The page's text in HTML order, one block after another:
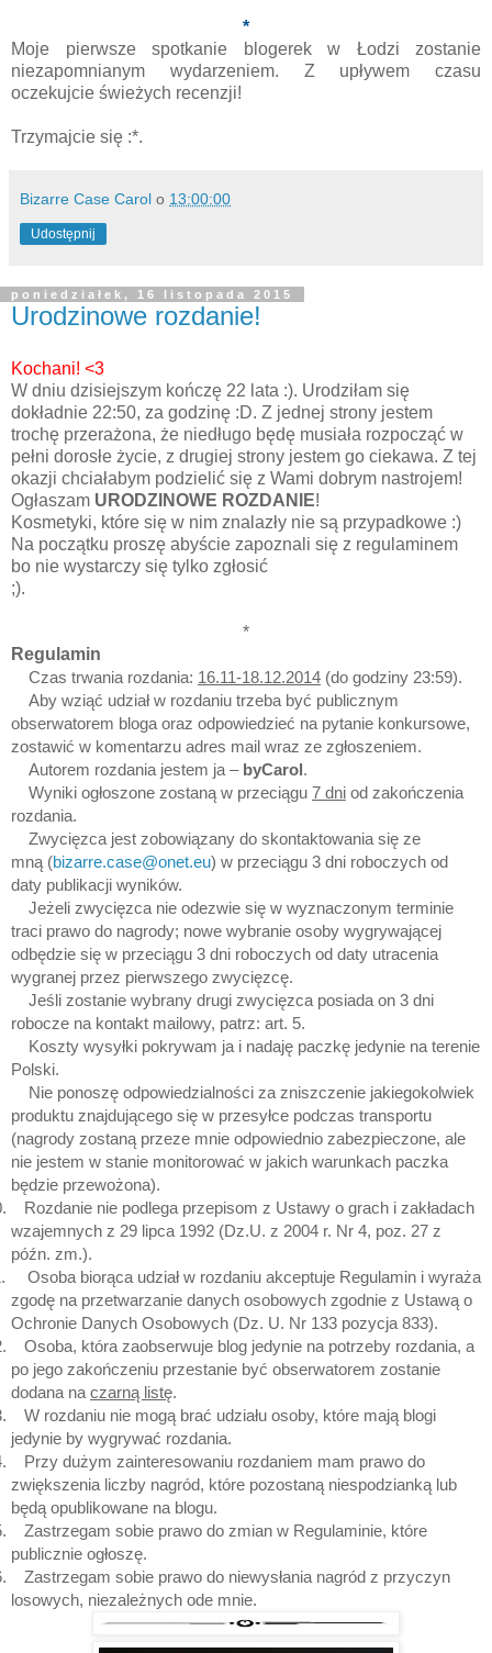
*
Moje pierwsze spotkanie blogerek w Łodzi zostanie
niezapomnianym wydarzeniem. Z upływem czasu
oczekujcie świeżych recenzji!
Trzymajcie się :*.
Bizarre Case Carol o 13:00:00
Udostępnij
poniedziałek, 16 listopada 2015
Urodzinowe rozdanie!
Kochani! <3
W dniu dzisiejszym kończę 22 lata :). Urodziłam się
dokładnie 22:50, za godzinę :D. Z jednej strony jestem
trochę przerażona, że niedługo będę musiała rozpocząć w
pełni dorosłe życie, z drugiej strony jestem go ciekawa. Z tej
okazji chciałabym podzielić się z Wami dobrym nastrojem!
Ogłaszam URODZINOWE ROZDANIE!
Kosmetyki, które się w nim znalazły nie są przypadkowe :)
Na początku proszę abyście zapoznali się z regulaminem
bo nie wystarczy się tylko zgłosić
;).
*
Regulamin
Czas trwania rozdania: 16.11-18.12.2014 (do godziny 23:59).
Aby wziąć udział w rozdaniu trzeba być publicznym
obserwatorem bloga oraz odpowiedzieć na pytanie konkursowe,
zostawić w komentarzu adres mail wraz ze zgłoszeniem.
Autorem rozdania jestem ja – byCarol.
Wyniki ogłoszone zostaną w przeciągu 7 dni od zakończenia
rozdania.
Zwycięzca jest zobowiązany do skontaktowania się ze
mną (bizarre.case@onet.eu) w przeciągu 3 dni roboczych od
daty publikacji wyników.
Jeżeli zwycięzca nie odezwie się w wyznaczonym terminie
traci prawo do nagrody; nowe wybranie osoby wygrywającej
odbędzie się w przeciągu 3 dni roboczych od daty utracenia
wygranej przez pierwszego zwycięzcę.
Jeśli zostanie wybrany drugi zwycięzca posiada on 3 dni
robocze na kontakt mailowy, patrz: art. 5.
Koszty wysyłki pokrywam ja i nadaję paczkę jedynie na terenie
Polski.
Nie ponoszę odpowiedzialności za zniszczenie jakiegokolwiek
produktu znajdującego się w przesyłce podczas transportu
(nagrody zostaną przeze mnie odpowiednio zabezpieczone, ale
nie jestem w stanie monitorować w jakich warunkach paczka
będzie przewożona).
Rozdanie nie podlega przepisom z Ustawy o grach i zakładach
wzajemnych z 29 lipca 1992 (Dz.U. z 2004 r. Nr 4, poz. 27 z
późn. zm.).
Osoba biorąca udział w rozdaniu akceptuje Regulamin i wyraża
zgodę na przetwarzanie danych osobowych zgodnie z Ustawą o
Ochronie Danych Osobowych (Dz. U. Nr 133 pozycja 833).
Osoba, która zaobserwuje blog jedynie na potrzeby rozdania, a
po jego zakończeniu przestanie być obserwatorem zostanie
dodana na czarną listę.
W rozdaniu nie mogą brać udziału osoby, które mają blogi
jedynie by wygrywać rozdania.
Przy dużym zainteresowaniu rozdaniem mam prawo do
zwiększenia liczby nagród, które pozostaną niespodzianką lub
będą opublikowane na blogu.
Zastrzegam sobie prawo do zmian w Regulaminie, które
publicznie ogłoszę.
Zastrzegam sobie prawo do niewysłania nagród z przyczyn
losowych, niezależnych ode mnie.